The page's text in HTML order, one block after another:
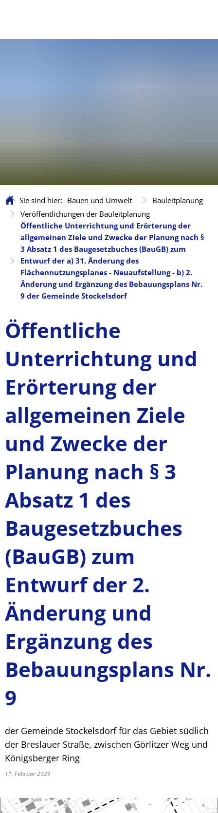
Sie sind hier: Bauen und Umwelt
Bauleitplanung
Veröffentlichungen der Bauleitplanung
Öffentliche Unterrichtung und Erörterung der
allgemeinen Ziele und Zwecke der Planung nach §
3 Absatz 1 des Baugesetzbuches (BauGB) zum
Entwurf der a) 31. Änderung des
Flächennutzungsplanes - Neuaufstellung - b) 2.
Änderung und Ergänzung des Bebauungsplans Nr.
9 der Gemeinde Stockelsdorf
Öffentliche
Unterrichtung und
Erörterung der
allgemeinen Ziele
und Zwecke der
Planung nach § 3
Absatz 1 des
Baugesetzbuches
(BauGB) zum
Entwurf der 2.
Änderung und
Ergänzung des
Bebauungsplans Nr.
9
der Gemeinde Stockelsdorf für das Gebiet südlich
der Breslauer Straße, zwischen Görlitzer Weg und
Königsberger Ring
11. Februar 2026